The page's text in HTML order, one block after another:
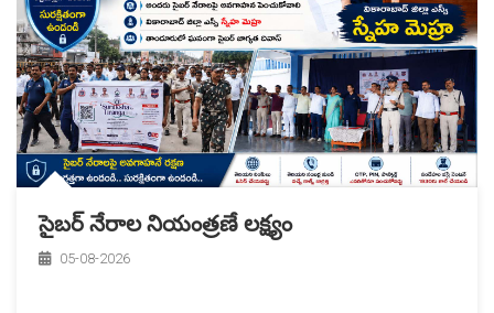
సైబర్ నేరాల నియంత్రణే లక్ష్యం
05-08-2026